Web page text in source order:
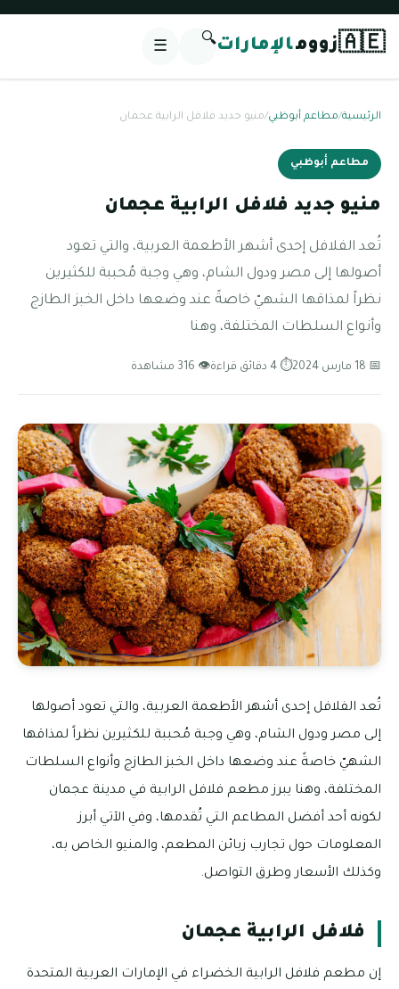
🇦🇪زوومالإمارات🔍
☰
الرئيسية/مطاعم أبوظبي/منيو جديد فلافل الرابية عجمان
مطاعم أبوظبي
منيو جديد فلافل الرابية عجمان
تُعد الفلافل إحدى أشهر الأطعمة العربية، والتي تعود
أصولها إلى مصر ودول الشام، وهي وجبة مُحببة للكثيرين
نظراً لمذاقها الشهيّ خاصةً عند وضعها داخل الخبز الطازج
وأنواع السلطات المختلفة، وهنا
📅 18 مارس 2024 ⏱ 4 دقائق قراءة 👁 316 مشاهدة
تُعد الفلافل إحدى أشهر الأطعمة العربية، والتي تعود أصولها
إلى مصر ودول الشام، وهي وجبة مُحببة للكثيرين نظراً لمذاقها
الشهيّ خاصةً عند وضعها داخل الخبز الطازج وأنواع السلطات
المختلفة، وهنا يبرز مطعم فلافل الرابية في مدينة عجمان
لكونه أحد أفضل المطاعم التي تُقدمها، وفي الآتي أبرز
المعلومات حول تجارب زبائن المطعم، والمنيو الخاص به،
وكذلك الأسعار وطرق التواصل.
فلافل الرابية عجمان
إن مطعم فلافل الرابية الخضراء في الإمارات العربية المتحدة